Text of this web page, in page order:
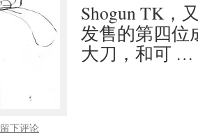
Shogun TK，
发售的第四位
大刀，和可 …
留下评论